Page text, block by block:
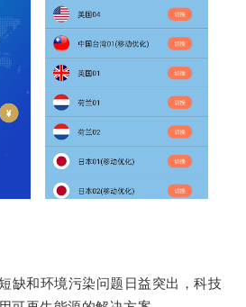
和环境污染问题日益突出，科技